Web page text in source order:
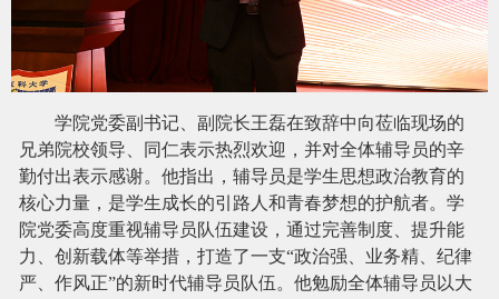
学院党委副书记、副院长王磊在致辞中向莅临现场的
兄弟院校领导、同仁表示热烈欢迎，并对全体辅导员的辛
勤付出表示感谢。他指出，辅导员是学生思想政治教育的
核心力量，是学生成长的引路人和青春梦想的护航者。学
院党委高度重视辅导员队伍建设，通过完善制度、提升能
力、创新载体等举措，打造了一支“政治强、业务精、纪律
严、作风正”的新时代辅导员队伍。 他勉励全体辅导员以大